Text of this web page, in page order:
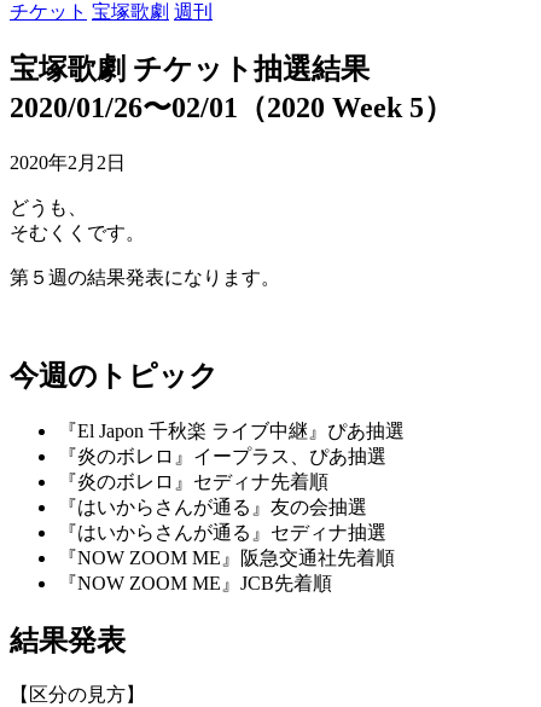
チケット 宝塚歌劇 週刊
宝塚歌劇 チケット抽選結果
2020/01/26〜02/01（2020 Week 5）
2020年2月2日
どうも、
そむくくです。
第５週の結果発表になります。
今週のトピック
『El Japon 千秋楽 ライブ中継』ぴあ抽選
『炎のボレロ』イープラス、ぴあ抽選
『炎のボレロ』セディナ先着順
『はいからさんが通る』友の会抽選
『はいからさんが通る』セディナ抽選
『NOW ZOOM ME』阪急交通社先着順
『NOW ZOOM ME』JCB先着順
結果発表
【区分の見方】